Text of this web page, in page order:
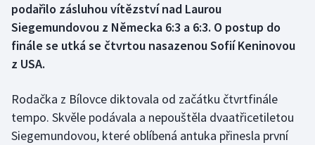
Florbal
Golf
podařilo zásluhou vítězství nad Laurou
Siegemundovou z Německa 6:3 a 6:3. O postup do
finále se utká se čtvrtou nasazenou Sofií Keninovou
z USA.
Rodačka z Bílovce diktovala od začátku čtvrtfinále
tempo. Skvěle podávala a nepouštěla dvaatřicetiletou
Siegemundovou, které oblíbená antuka přinesla první